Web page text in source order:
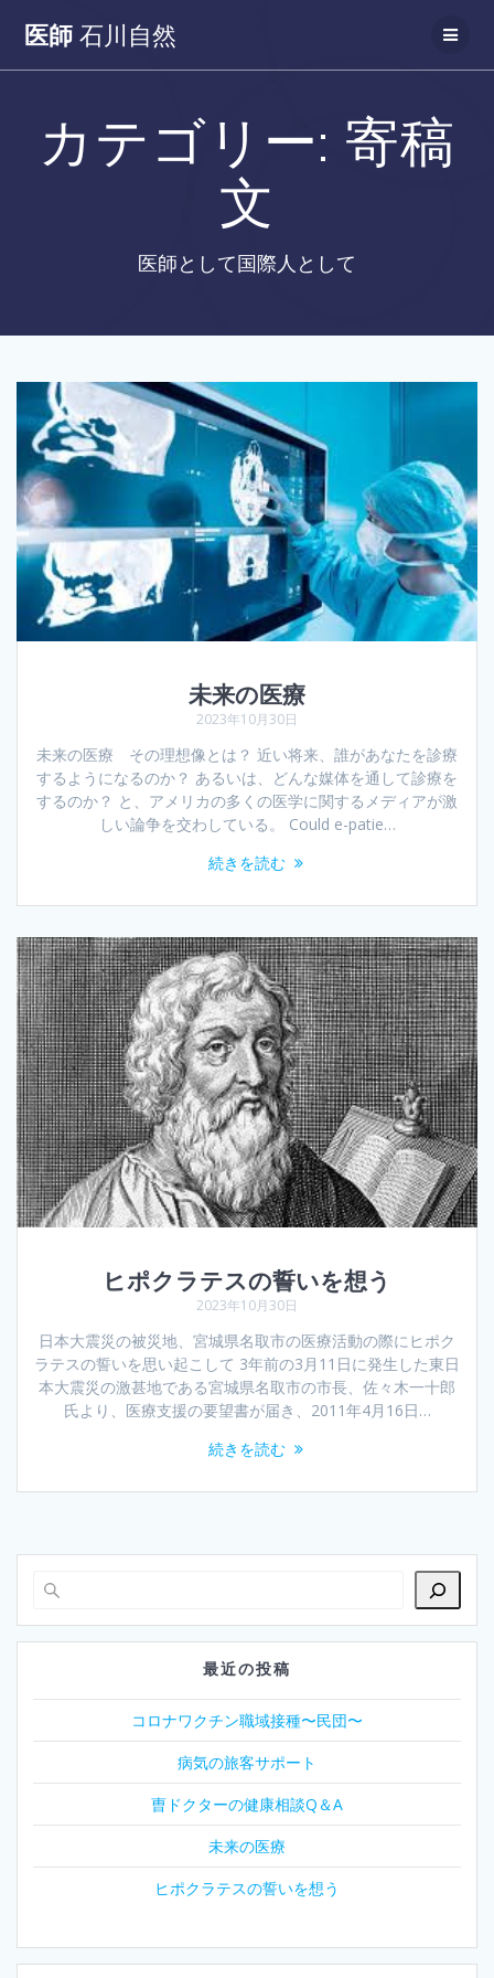
へ
ス
ッ
プ
医師石川自然
カテゴリー: 寄稿
文
医師として国際人として
未来の医療
2023年10月30日
未来の医療 その理想像とは？ 近い将来、誰があなたを診療
するようになるのか？ あるいは、どんな媒体を通して診療を
するのか？ と、アメリカの多くの医学に関するメディアが激
しい論争を交わしている。 Could e-patie…
続きを読む
ヒポクラテスの誓いを想う
2023年10月30日
日本大震災の被災地、宮城県名取市の医療活動の際にヒポク
ラテスの誓いを思い起こして 3年前の3月11日に発生した東日
本大震災の激甚地である宮城県名取市の市長、佐々木一十郎
氏より、医療支援の要望書が届き、2011年4月16日…
続きを読む
最近の投稿
コロナワクチン職域接種〜民団〜
病気の旅客サポート
曺ドクターの健康相談Q＆A
未来の医療
ヒポクラテスの誓いを想う